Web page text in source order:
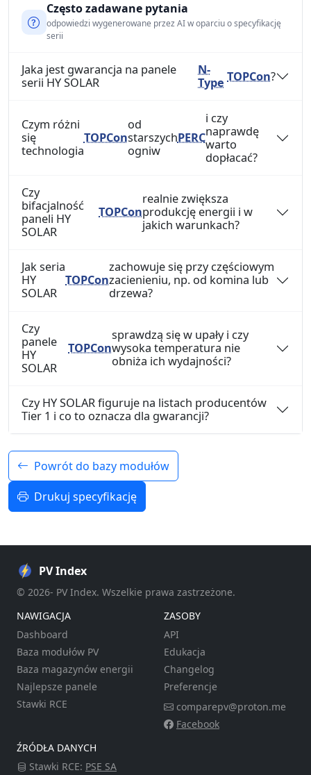
Często zadawane pytania
odpowiedzi wygenerowane przez AI w oparciu o specyfikację
serii
Jaka jest gwarancja na panele
serii HY SOLAR
N-
Type TOPCon?
Czym różni
się
technologia
TOPCon
od
starszych
ogniw
PERC
i czy
naprawdę
warto
dopłacać?
Czy
bifacjalność
paneli HY
SOLAR
TOPCon
realnie zwiększa
produkcję energii i w
jakich warunkach?
Jak seria
HY
SOLAR
TOPCon
zachowuje się przy częściowym
zacienieniu, np. od komina lub
drzewa?
Czy
panele
HY
SOLAR
TOPCon
sprawdzą się w upały i czy
wysoka temperatura nie
obniża ich wydajności?
Czy HY SOLAR figuruje na listach producentów
Tier 1 i co to oznacza dla gwarancji?
Powrót do bazy modułów
Drukuj specyfikację
PV Index
© 2026- PV Index. Wszelkie prawa zastrzeżone.
NAWIGACJA
Dashboard
Baza modułów PV
Baza magazynów energii
Najlepsze panele
Stawki RCE
ZASOBY
API
Edukacja
Changelog
Preferencje
comparepv@proton.me
Facebook
ŹRÓDŁA DANYCH
Stawki RCE: PSE SA